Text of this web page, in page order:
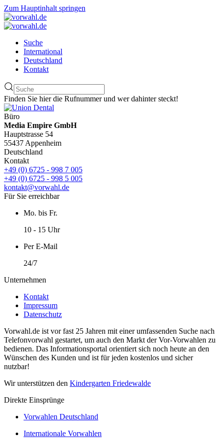
Zum Hauptinhalt springen
Suche
International
Deutschland
Kontakt
Finden Sie hier die Rufnummer und wer dahinter steckt!
Büro
Media Empire GmbH
Hauptstrasse 54
55437 Appenheim
Deutschland
Kontakt
+49 (0) 6725 - 998 7 005
+49 (0) 6725 - 998 5 005
kontakt@vorwahl.de
Für Sie erreichbar
Mo. bis Fr.
10 - 15 Uhr
Per E-Mail
24/7
Unternehmen
Kontakt
Impressum
Datenschutz
Vorwahl.de ist vor fast 25 Jahren mit einer umfassenden Suche nach
Telefonvorwahl gestartet, um auch den Markt der Vor-Vorwahlen zu
bedienen. Das Informationsportal orientiert sich noch heute an den
Wünschen des Kunden und ist für jeden kostenlos und sicher
nutzbar!
Wir unterstützen den Kindergarten Friedewalde
Direkte Einsprünge
Vorwahlen Deutschland
Internationale Vorwahlen